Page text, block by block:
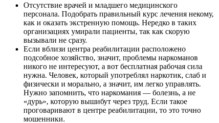
Отсутствие врачей и младшего медицинского
персонала. Подобрать правильный курс лечения некому,
как и оказать экстренную помощь. Нередко в таких
организациях умирали пациенты, так как скорую
вызывали не сразу.
Если вблизи центра реабилитации расположено
подсобное хозяйство, значит, проблемы наркоманов
никого не интересуют, а вот бесплатная рабочая сила
нужна. Человек, который употреблял наркотик, слаб и
физически и морально, а значит, им легко управлять.
Нужно запомнить, что наркомания — болезнь, а не
«дурь», которую вышибут через труд. Если такое
проговаривают в центре реабилитации, то это точно
мошенники.